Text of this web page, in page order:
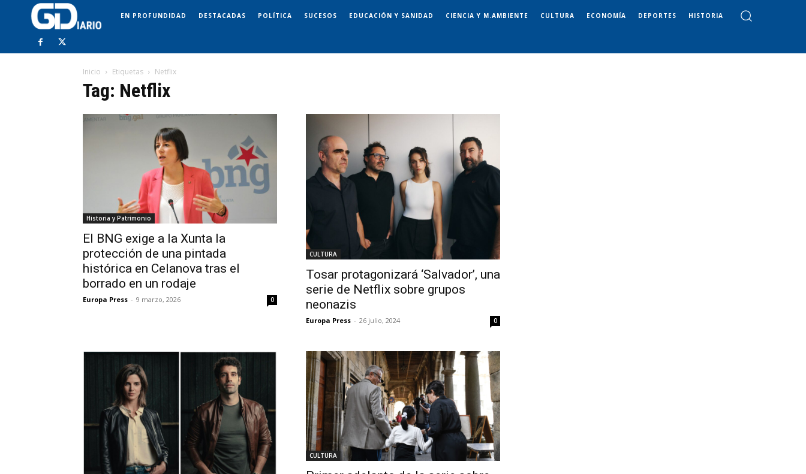
EN PROFUNDIDAD DESTACADAS POLÍTICA SUCESOS EDUCACIÓN Y SANIDAD CIENCIA Y M.AMBIENTE CULTURA ECONOMÍA DEPORTES HISTORIA
Inicio Etiquetas Netflix
Tag: Netflix
Historia y Patrimonio
El BNG exige a la Xunta la
protección de una pintada
histórica en Celanova tras el
borrado en un rodaje
Europa Press - 9 marzo, 2026 0
CULTURA
Tosar protagonizará ‘Salvador’, una
serie de Netflix sobre grupos
neonazis
Europa Press - 26 julio, 2024 0
CULTURA